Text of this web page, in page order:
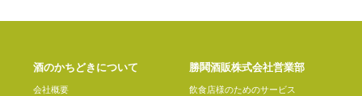
酒のかちどきについて
会社概要
勝鬨酒販株式会社営業部
飲食店様のためのサービス